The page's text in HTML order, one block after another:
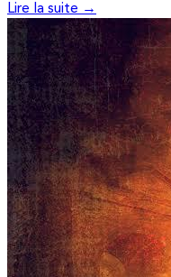
Lire la suite →